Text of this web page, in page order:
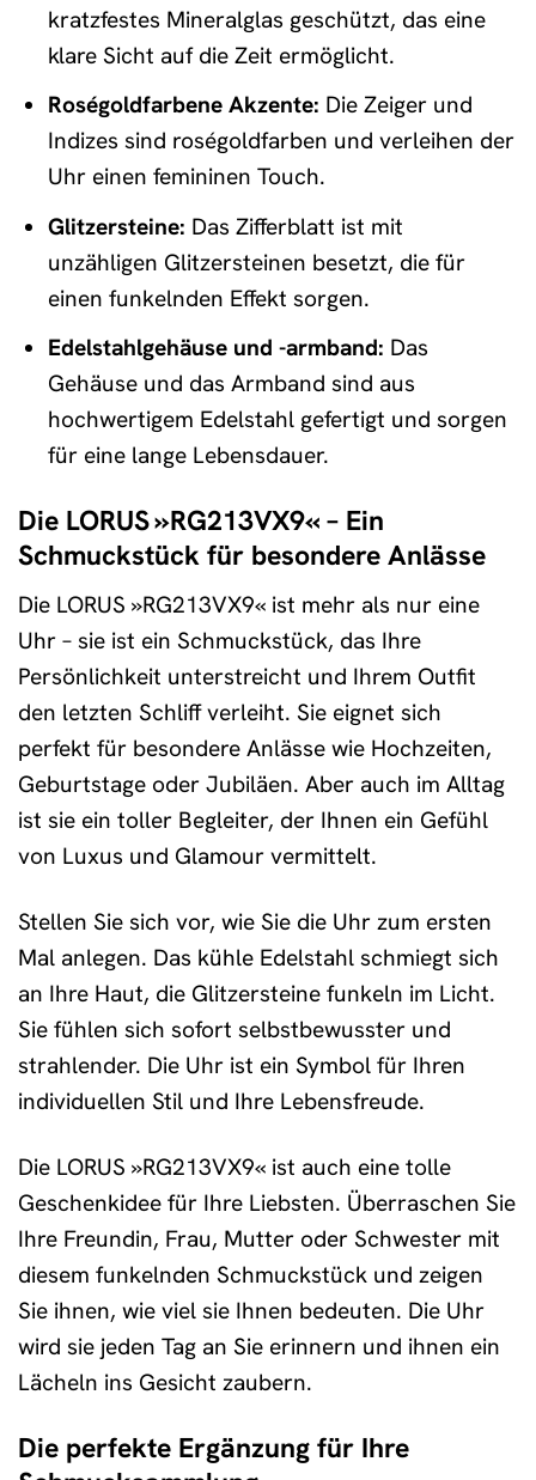
kratzfestes Mineralglas geschützt, das eine
klare Sicht auf die Zeit ermöglicht.
Roségoldfarbene Akzente: Die Zeiger und
Indizes sind roségoldfarben und verleihen der
Uhr einen femininen Touch.
Glitzersteine: Das Zifferblatt ist mit
unzähligen Glitzersteinen besetzt, die für
einen funkelnden Effekt sorgen.
Edelstahlgehäuse und -armband: Das
Gehäuse und das Armband sind aus
hochwertigem Edelstahl gefertigt und sorgen
für eine lange Lebensdauer.
Die LORUS »RG213VX9« – Ein
Schmuckstück für besondere Anlässe
Die LORUS »RG213VX9« ist mehr als nur eine
Uhr – sie ist ein Schmuckstück, das Ihre
Persönlichkeit unterstreicht und Ihrem Outfit
den letzten Schliff verleiht. Sie eignet sich
perfekt für besondere Anlässe wie Hochzeiten,
Geburtstage oder Jubiläen. Aber auch im Alltag
ist sie ein toller Begleiter, der Ihnen ein Gefühl
von Luxus und Glamour vermittelt.
Stellen Sie sich vor, wie Sie die Uhr zum ersten
Mal anlegen. Das kühle Edelstahl schmiegt sich
an Ihre Haut, die Glitzersteine funkeln im Licht.
Sie fühlen sich sofort selbstbewusster und
strahlender. Die Uhr ist ein Symbol für Ihren
individuellen Stil und Ihre Lebensfreude.
Die LORUS »RG213VX9« ist auch eine tolle
Geschenkidee für Ihre Liebsten. Überraschen Sie
Ihre Freundin, Frau, Mutter oder Schwester mit
diesem funkelnden Schmuckstück und zeigen
Sie ihnen, wie viel sie Ihnen bedeuten. Die Uhr
wird sie jeden Tag an Sie erinnern und ihnen ein
Lächeln ins Gesicht zaubern.
Die perfekte Ergänzung für Ihre